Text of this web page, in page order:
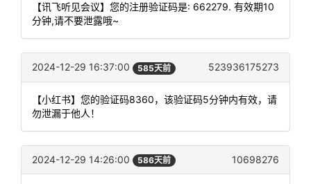
【讯飞听见会议】您的注册验证码是: 662279. 有效期10
分钟,请不要泄露哦~
2024-12-29 16:37:00 585天前 523936175273
【小红书】您的验证码8360，该验证码5分钟内有效，请
勿泄漏于他人！
2024-12-29 14:26:00 586天前 10698276